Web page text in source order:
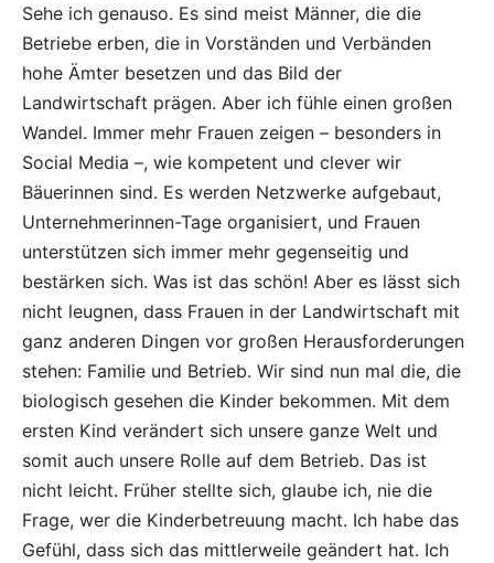
Sehe ich genauso. Es sind meist Männer, die die
Betriebe erben, die in Vorständen und Verbänden
hohe Ämter besetzen und das Bild der
Landwirtschaft prägen. Aber ich fühle einen großen
Wandel. Immer mehr Frauen zeigen – besonders in
Social Media –, wie kompetent und clever wir
Bäuerinnen sind. Es werden Netzwerke aufgebaut,
Unternehmerinnen-Tage organisiert, und Frauen
unterstützen sich immer mehr gegenseitig und
bestärken sich. Was ist das schön! Aber es lässt sich
nicht leugnen, dass Frauen in der Landwirtschaft mit
ganz anderen Dingen vor großen Herausforderungen
stehen: Familie und Betrieb. Wir sind nun mal die, die
biologisch gesehen die Kinder bekommen. Mit dem
ersten Kind verändert sich unsere ganze Welt und
somit auch unsere Rolle auf dem Betrieb. Das ist
nicht leicht. Früher stellte sich, glaube ich, nie die
Frage, wer die Kinderbetreuung macht. Ich habe das
Gefühl, dass sich das mittlerweile geändert hat. Ich